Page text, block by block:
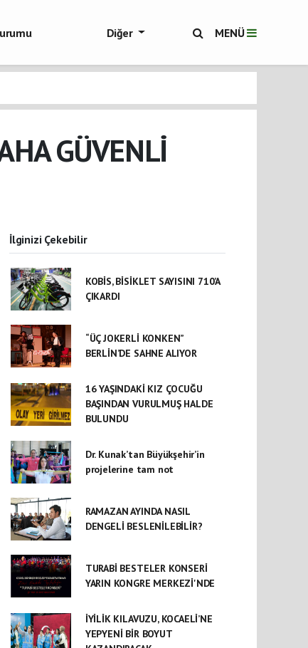
Diğer MENÜ
GÜVENLİ
İlginizi Çekebilir
KOBİS, BİSİKLET SAYISINI 710’A
ÇIKARDI
“ÜÇ JOKERLİ KONKEN”
BERLİN’DE SAHNE ALIYOR
16 YAŞINDAKİ KIZ ÇOCUĞU
BAŞINDAN VURULMUŞ HALDE
BULUNDU
Dr. Kunak’tan Büyükşehir’in
projelerine tam not
RAMAZAN AYINDA NASIL
DENGELİ BESLENİLEBİLİR?
TURABİ BESTELER KONSERİ
YARIN KONGRE MERKEZİ'NDE
İYİLİK KILAVUZU, KOCAELİ’NE
YEPYENİ BİR BOYUT